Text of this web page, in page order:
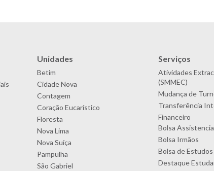
Unidades
Betim
Cidade Nova
Contagem
Coração Eucarístico
Floresta
Nova Lima
Nova Suíça
Pampulha
São Gabriel
Serviços
Atividades
(SMMEC)
Mudança de
Transferência
Financeiro
Bolsa
Bolsa Irmãos
Bolsa de
Destaque